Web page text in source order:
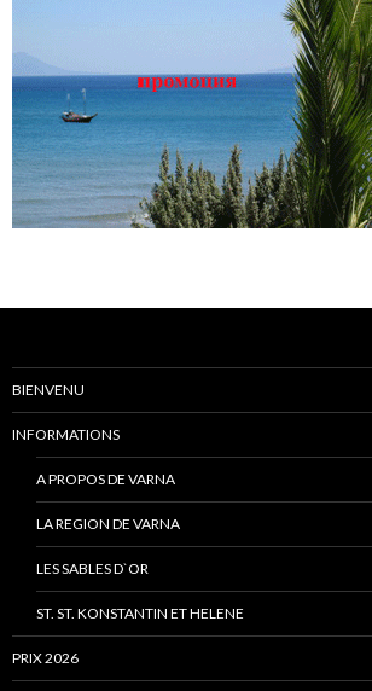
BIENVENU
INFORMATIONS
A PROPOS DE VARNA
LA REGION DE VARNA
LES SABLES D`OR
ST. ST. KONSTANTIN ET HELENE
PRIX 2026